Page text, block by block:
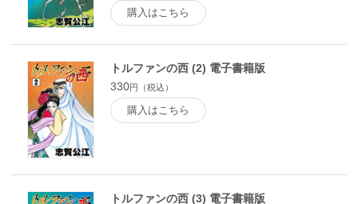
購入はこちら
トルファンの西 (2) 電子書籍版
330円（税込）
購入はこちら
トルファンの西 (3) 電子書籍版